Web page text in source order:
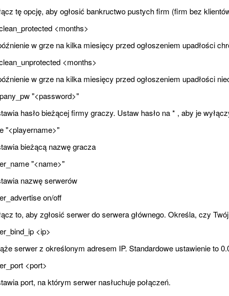
tę opcję, aby ogłosić bankructwo pustych firm (firm bez
<months>
w grze na kilka miesięcy przed ogłoszeniem upadłości
<months>
w grze na kilka miesięcy przed ogłoszeniem upadłości
"<password>"
hasło bieżącej firmy graczy. Ustaw hasło na * , aby je
"<playername>"
bieżącą nazwę gracza
"<name>"
nazwę serwerów
on/off
to, aby zgłosić serwer do serwera głównego. Określa, czy
<ip>
serwer z określonym adresem IP. Standardowe ustawienie to
<port>
port, na którym serwer nasłuchuje połączeń.